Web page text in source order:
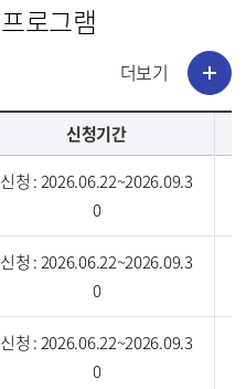
프로그램
신청기간
신청 : 2026.06.22~2026.09.3
0
신청 : 2026.06.22~2026.09.3
0
신청 : 2026.06.22~2026.09.3
0